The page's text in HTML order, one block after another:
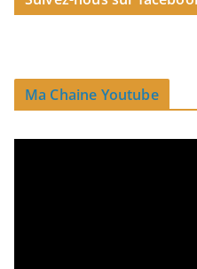
Ma Chaine Youtube